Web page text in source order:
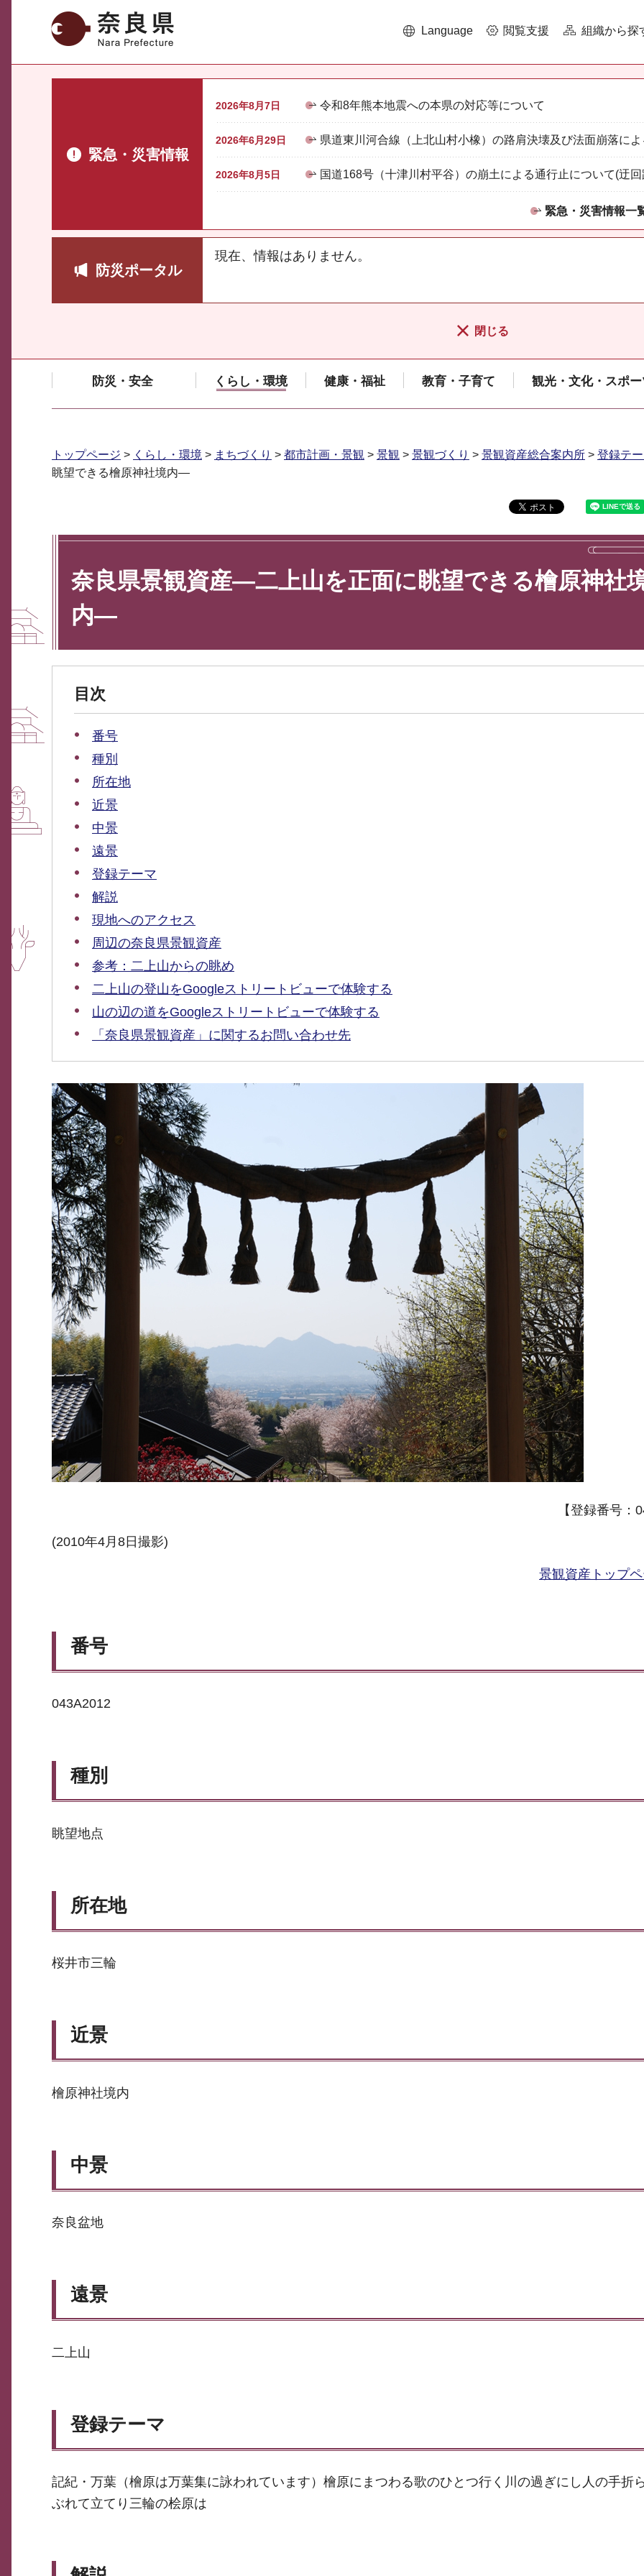
奈良県 Language 閲覧支援 組織から探
緊急・災害情報
2026年8月7日 令和8年熊本地震への本県の対応等について
2026年6月29日 県道東川河合線（上北山村小橡）の路肩決壊及び法面崩落に
2026年8月5日 国道168号（十津川村平谷）の崩土による通行止について(迂
緊急・災害情報一
防災ポータル
現在、情報はありません。
閉じる
防災・安全 くらし・環境 健康・福祉 教育・子育て 観光・文化・スポー
トップページ > くらし・環境 > まちづくり > 都市計画・景観 > 景観 > 景観づくり > 景観資産総合案内所 > 登録テ
眺望できる檜原神社境内―
奈良県景観資産―二上山を正面に眺望できる檜原神社
内―
目次
番号
種別
所在地
近景
中景
遠景
登録テーマ
解説
現地へのアクセス
周辺の奈良県景観資産
参考：二上山からの眺め
二上山の登山をGoogleストリートビューで体験する
山の辺の道をGoogleストリートビューで体験する
「奈良県景観資産」に関するお問い合わせ先
【登録番号：
(2010年4月8日撮影)
景観資産トップ
番号
043A2012
種別
眺望地点
所在地
桜井市三輪
近景
檜原神社境内
中景
奈良盆地
遠景
二上山
登録テーマ
記紀・万葉（檜原は万葉集に詠われています）檜原にまつわる歌のひとつ行く川の過ぎにし人の手折
ぶれて立てり三輪の桧原は